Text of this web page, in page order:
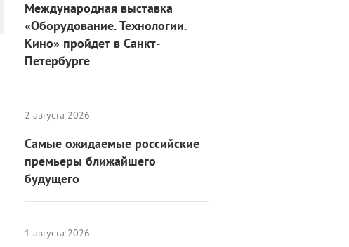
Международная выставка
«Оборудование. Технологии.
Кино» пройдет в Санкт-
Петербурге
2 августа 2026
Самые ожидаемые российские
премьеры ближайшего
будущего
1 августа 2026